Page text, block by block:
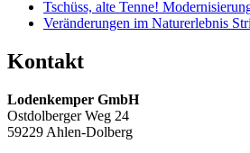
Tschüss, alte Tenne!
Veränderungen im Naturerlebnis
Kontakt
Lodenkemper GmbH
Ostdolberger Weg 24
59229 Ahlen-Dolberg